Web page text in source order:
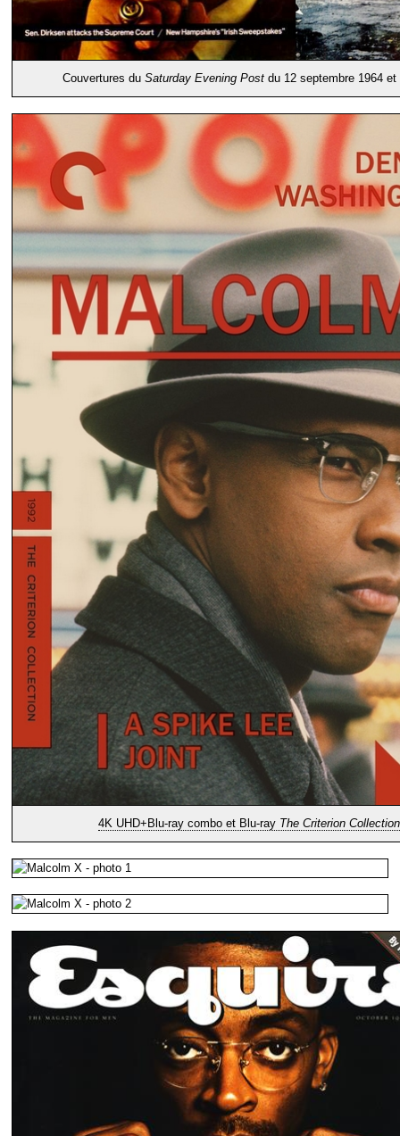
Couvertures du Saturday Evening Post du 12 septembre 1964
4K UHD+Blu-ray combo et Blu-ray The Criterion Collection